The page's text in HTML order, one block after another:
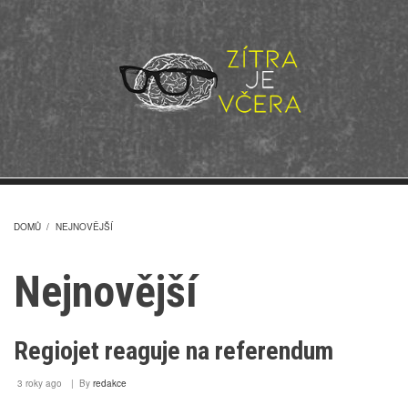
hlavnímu
NAVIGACE
DOMŮ / NEJNOVĚJŠÍ
Nejnovější
Regiojet reaguje na referendum
3 roky ago By redakce